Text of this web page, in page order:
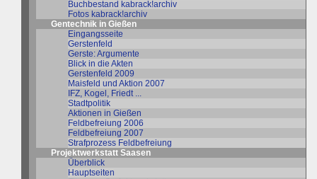
Buchbestand kabrack!archiv
Fotos kabrack!archiv
Gentechnik in Gießen
Eingangsseite
Gerstenfeld
Gerste: Argumente
Blick in die Akten
Gerstenfeld 2009
Maisfeld und Aktion 2007
IFZ, Kogel, Friedt ...
Stadtpolitik
Aktionen in Gießen
Feldbefreiung 2006
Feldbefreiung 2007
Strafprozess Feldbefreiung
Projektwerkstatt Saasen
Überblick
Hauptseiten